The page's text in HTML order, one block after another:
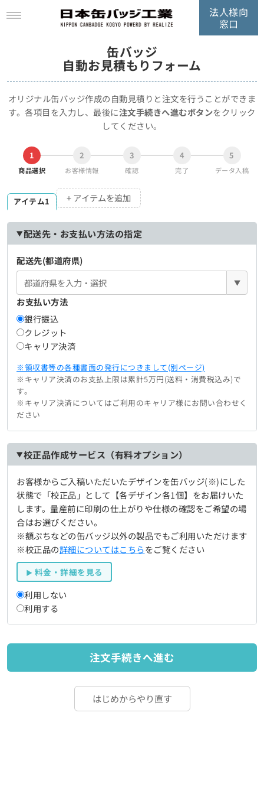
法人様向
窓口
缶バッジ
自動お見積もりフォーム
オリジナル缶バッジ作成の自動見積りと注文を行うことができま
す。各項目を入力し、最後に注文手続きへ進むボタンをクリック
してください。
1
商品選択
2
お客様情報
3
確認
4
完了
5
データ入稿
アイテム1 + アイテムを追加
配送先・お支払い方法の指定
配送先(都道府県)
▼
お支払い方法
銀行振込
クレジット
キャリア決済
※領収書等の各種書面の発行につきまして(別ページ)
※キャリア決済のお支払上限は累計5万円(送料・消費税込み)で
す。
※キャリア決済についてはご利用のキャリア様にお問い合わせく
ださい
校正品作成サービス（有料オプション）
お客様からご入稿いただいたデザインを缶バッジ(※)にした
状態で「校正品」として【各デザイン各1個】をお届けいた
します。量産前に印刷の仕上がりや仕様の確認をご希望の場
合はお選びください。
※額ぷちなどの缶バッジ以外の製品でもご利用いただけます
※校正品の詳細についてはこちらをご覧ください
料金・詳細を見る
利用しない
利用する
注文手続きへ進む
はじめからやり直す